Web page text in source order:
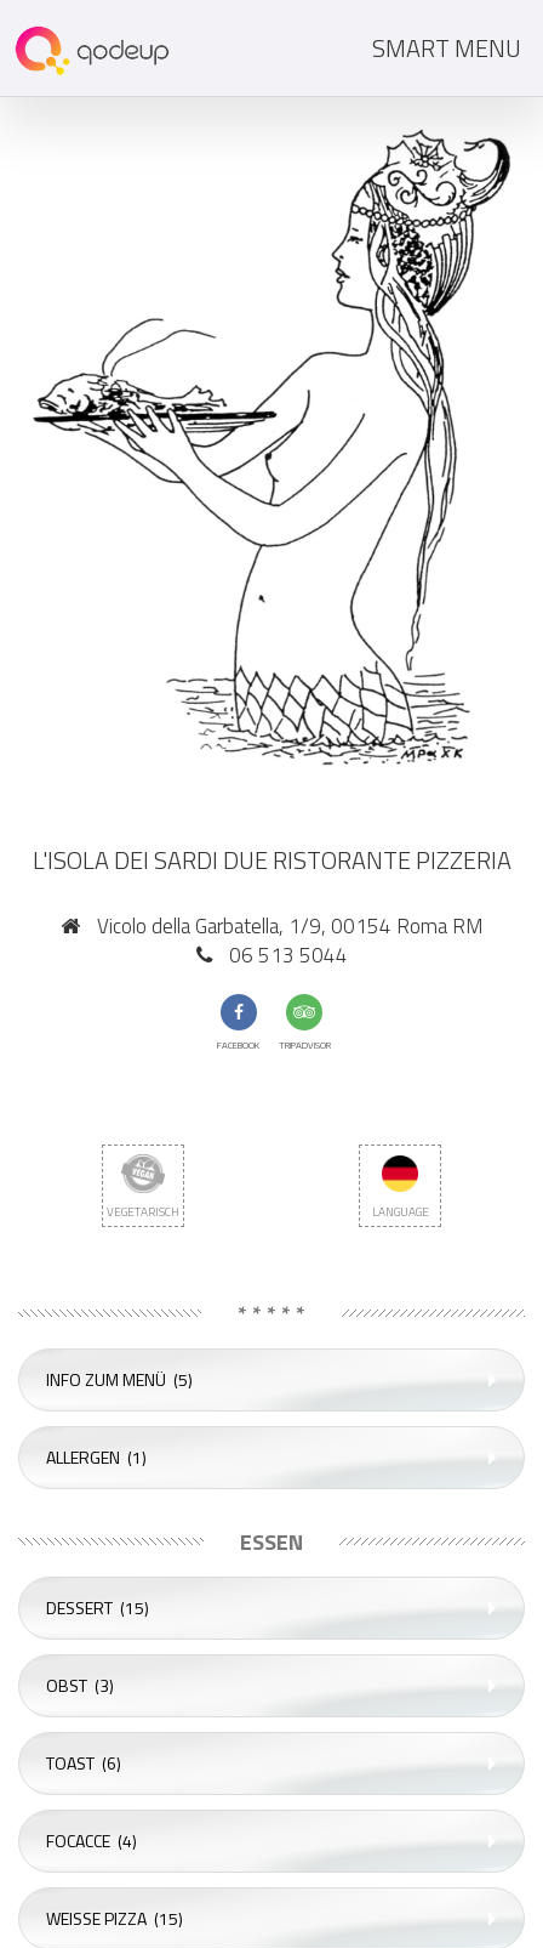
SMART MENU
L'ISOLA DEI SARDI DUE RISTORANTE PIZZERIA
Vicolo della Garbatella, 1/9, 00154 Roma RM
06 513 5044
FACEBOOK TRIPADVISOR
VEGETARISCH LANGUAGE
* * * * *
INFO ZUM MENÜ (5)
ALLERGEN (1)
ESSEN
DESSERT (15)
OBST (3)
TOAST (6)
FOCACCE (4)
WEISSE PIZZA (15)